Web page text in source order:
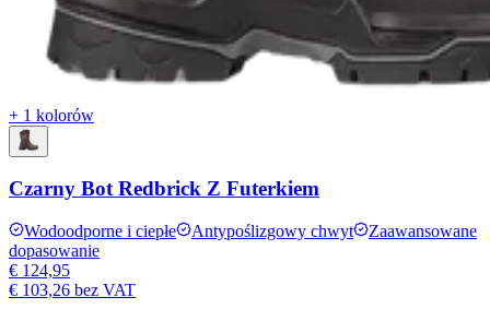
+ 1 kolorów
Czarny Bot Redbrick Z Futerkiem
Wodoodporne i ciepłe Antypoślizgowy chwyt
Zaawansowane
dopasowanie
€ 124,95
€ 103,26 bez VAT